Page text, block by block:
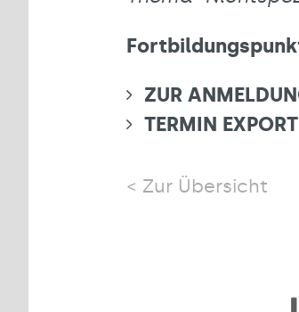
ZUR
TERMIN
Zur Übersicht